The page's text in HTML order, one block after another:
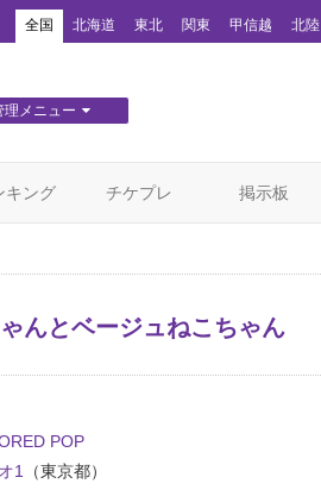
全国 北海道 東北 関東 甲信越 北陸
理メニュー
キング チケプレ 掲示板
んとベージュねこちゃん
POP
1
（東京都）